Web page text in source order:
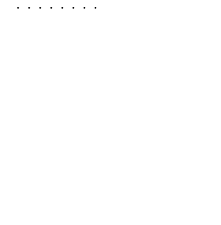
・・・・・・・・